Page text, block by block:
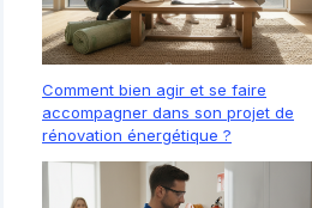
Comment bien agir et se faire
accompagner dans son projet de
rénovation énergétique ?